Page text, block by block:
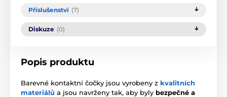
Příslušenství (7)
Diskuze (0)
Popis produktu
Barevné kontaktní čočky jsou vyrobeny z kvalitních
materiálů a jsou navrženy tak, aby byly bezpečné a